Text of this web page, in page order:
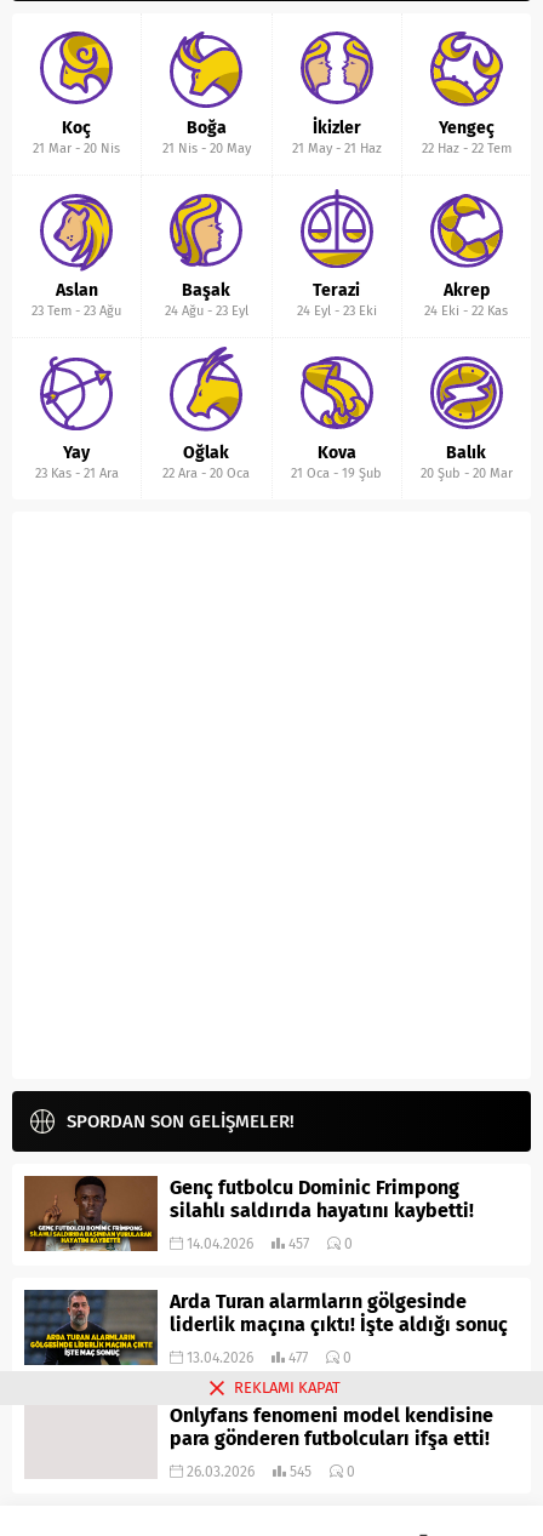
Koç
21 Mar -20 Nis
Boğa
21 Nis- 20 May
İkizler
21 May- 21 Haz
Yengeç
22 Haz- 22 Tem
Aslan
23 Tem -23 Ağu
Başak
24 Ağu- 23 Eyl
Terazi
24 Eyl- 23 Eki
Akrep
24 Eki -22 Kas
Yay
23 Kas- 21 Ara
Oğlak
22 Ara -20 Oca
Kova
21 Oca -19 Şub
Balık
20 Şub - 20 Mar
SPORDAN SON GELİŞMELER!
Genç futbolcu Dominic Frimpong
silahlı saldırıda hayatını kaybetti!
14.04.2026 457 0
Arda Turan alarmların gölgesinde
liderlik maçına çıktı! İşte aldığı sonuç
13.04.2026 477 0
Onlyfans fenomeni model kendisine
para gönderen futbolcuları ifşa etti!
26.03.2026 545 0
REKLAMI KAPAT